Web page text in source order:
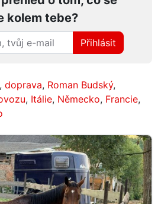
kolem tebe?
Přihlásit
, doprava, Roman Budský,
, Itálie, Německo, Francie,